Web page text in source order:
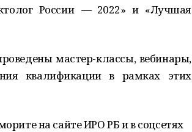
России — 2022» и «Лучшая
мастер-классы, вебинары,
квалификации в рамках этих
на сайте ИРО РБ и в соцсетях